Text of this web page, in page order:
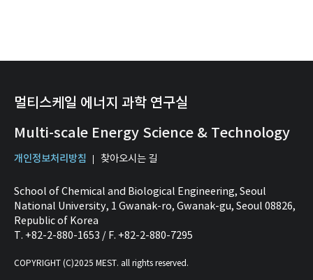
멀티스케일 에너지 과학 연구실
Multi-scale Energy Science & Technology
개인정보처리방침 찾아오시는 길
School of Chemical and Biological Engineering, Seoul
National University, 1 Gwanak-ro, Gwanak-gu, Seoul 08826,
Republic of Korea
T. +82-2-880-1653 / F. +82-2-880-7295
COPYRIGHT (C)2025 MEST. all rights reserved.